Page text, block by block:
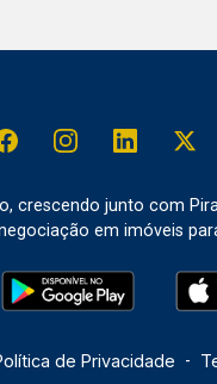
crescendo junto com
em imóveis
de Privacidade -